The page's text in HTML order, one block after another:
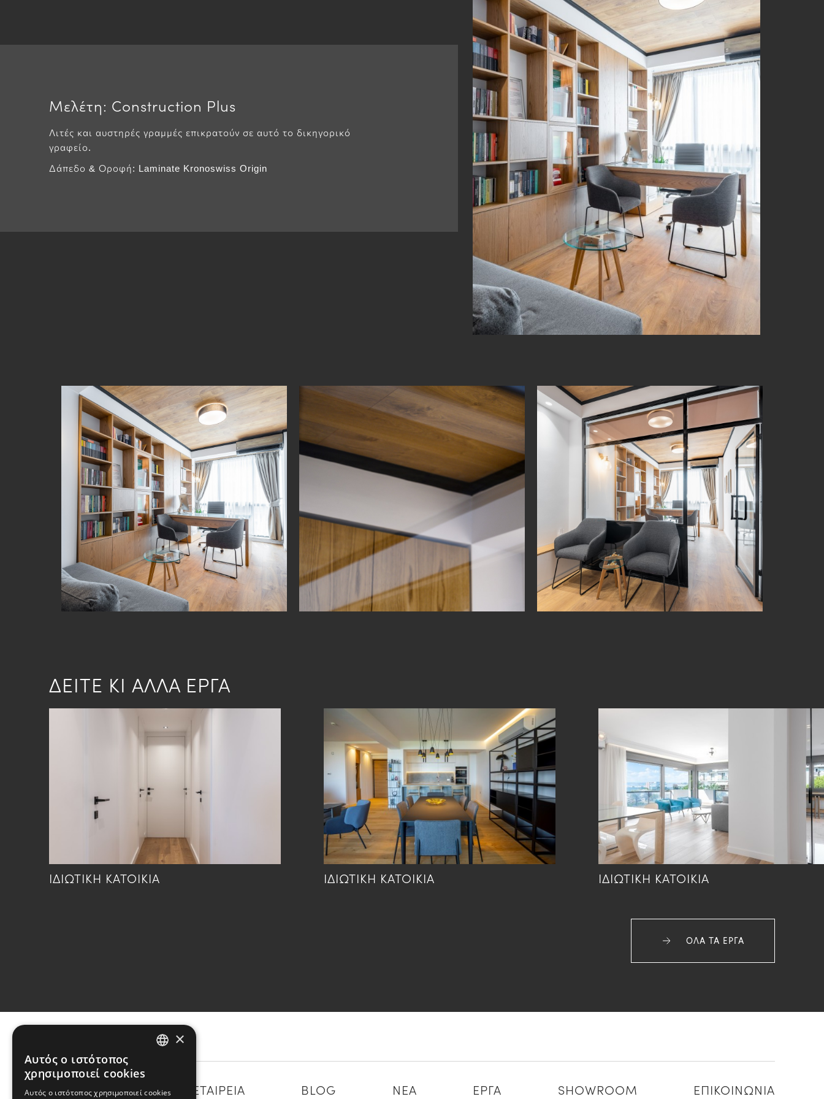
Μελέτη: Construction Plus
Λιτές και αυστηρές γραμμές επικρατούν σε αυτό το δικηγορικό
γραφείο.
Δάπεδο & Οροφή: Laminate Kronoswiss Origin
ΔΕΙΤΕ ΚΙ ΑΛΛΑ ΕΡΓΑ
ΙΔΙΩΤΙΚΗ ΚΑΤΟΙΚΙΑ ΙΔΙΩΤΙΚΗ ΚΑΤΟΙΚΙΑ ΙΔΙΩΤΙΚΗ ΚΑΤΟΙΚΙΑ
ΟΛΑ ΤΑ ΕΡΓΑ
ΚΑΤΗΓΟΡΙΕΣ Η ΕΤΑΙΡΕΙΑ BLOG ΝΕΑ ΕΡΓΑ SHOWROOM ΕΠΙΚΟΙΝΩΝΙΑ
×
Αυτός ο ιστότοπος
χρησιμοποιεί cookies
Αυτός ο ιστότοπος χρησιμοποιεί cookies